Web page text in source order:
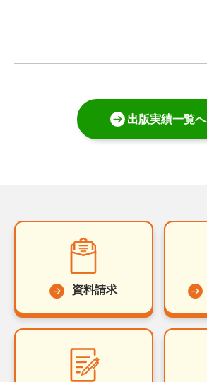
出版実績一覧へ
資料請求